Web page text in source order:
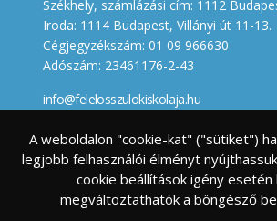
Székhely, számlázási cím: 1112
Iroda: 1114 Budapest, Villányi út 11-13.
Cégjegyzékszám: 01 09 966630
Adószám: 23461176-2-43
info@felelosszulokiskolaja.hu
A weboldalon "cookie-kat" ("sütiket")
legjobb felhasználói élményt
cookie beállítások igény esetén
megváltoztathatók a böngésző